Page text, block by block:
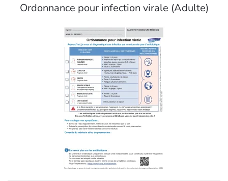
Ordonnance pour infection virale (Adulte)